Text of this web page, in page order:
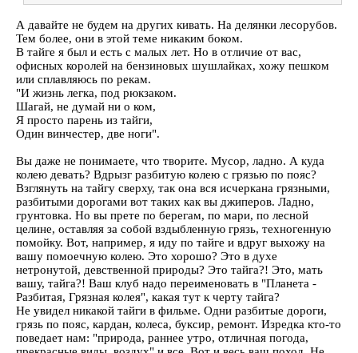
А давайте не будем на других кивать. На делянки лесорубов.
Тем более, они в этой теме никаким боком.
В тайге я был и есть с малых лет. Но в отличие от вас,
офисных королей на бензиновых шушлайках, хожу пешком
или сплавляюсь по рекам.
"И жизнь легка, под рюкзаком.
Шагай, не думай ни о ком,
Я просто парень из тайги,
Один винчестер, две ноги".
Вы даже не понимаете, что творите. Мусор, ладно. А куда
колею девать? Вдрызг разбитую колею с грязью по пояс?
Взглянуть на тайгу сверху, так она вся исчеркана грязными,
разбитыми дорогами вот таких как вы джиперов. Ладно,
грунтовка. Но вы прете по берегам, по мари, по лесной
целине, оставляя за собой вздыбленную грязь, техногенную
помойку. Вот, например, я иду по тайге и вдруг выхожу на
вашу помоечную колею. Это хорошо? Это в духе
нетронутой, девственной природы? Это тайга?! Это, мать
вашу, тайга?! Ваш клуб надо переименовать в "Планета -
Разбитая, Грязная колея", какая тут к черту тайга?
Не увидел никакой тайги в фильме. Одни разбитые дороги,
грязь по пояс, кардан, колеса, буксир, ремонт. Изредка кто-то
поведает нам: "природа, раннее утро, отличная погода,